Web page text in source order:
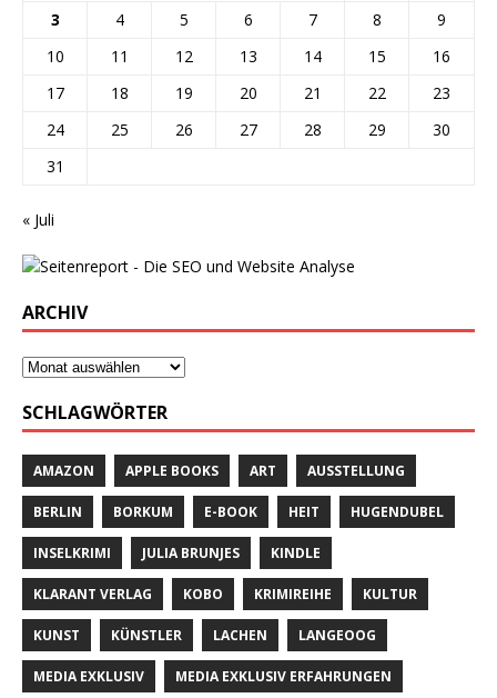
3
4 5 6 7 8
9
10
11 12 13 14 15
16
17
18 19 20 21 22
23
24
25 26 27 28 29
30
31
« Juli
ARCHIV
SCHLAGWÖRTER
AMAZON APPLE BOOKS ART AUSSTELLUNG
BERLIN BORKUM E-BOOK HEIT HUGENDUBEL
INSELKRIMI JULIA BRUNJES KINDLE
KLARANT VERLAG KOBO KRIMIREIHE KULTUR
KUNST KÜNSTLER LACHEN LANGEOOG
MEDIA EXKLUSIV MEDIA EXKLUSIV ERFAHRUNGEN